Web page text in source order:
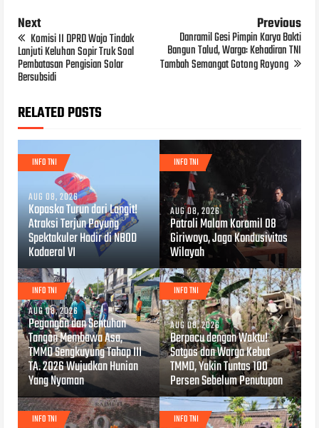
Next
Komisi II DPRD Wajo Tindak
Lanjuti Keluhan Sopir Truk Soal
Pembatasan Pengisian Solar
Bersubsidi
Previous
Danramil Gesi Pimpin Karya Bakti
Bangun Talud, Warga: Kehadiran TNI
Tambah Semangat Gotong Royong
RELATED POSTS
INFO TNI
AUG 08, 2026
Kopaska Turun dari Langit!
Atraksi Terjun Payung
Spektakuler Hadir di NBOD
Kodaeral VI
INFO TNI
AUG 08, 2026
Patroli Malam Koramil 08
Giriwoyo, Jaga Kondusivitas
Wilayah
INFO TNI
AUG 08, 2026
Pegangan dan Sentuhan
Tangan Membawa Asa,
TMMD Sengkuyung Tahap III
TA. 2026 Wujudkan Hunian
Yang Nyaman
INFO TNI
AUG 08, 2026
Berpacu dengan Waktu!
Satgas dan Warga Kebut
TMMD, Yakin Tuntas 100
Persen Sebelum Penutupan
INFO TNI INFO TNI